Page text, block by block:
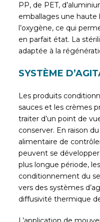
PP, de PET,
emballages une haute
l’oxygène, ce qui
en parfait état. La
adaptée à la
SYSTÈME
Les produits
sauces et les crèmes
traiter d’un point de
conserver. En raison
alimentaire de
peuvent se
plus longue période,
conditionnement du
vers des systèmes
diffusivité thermique